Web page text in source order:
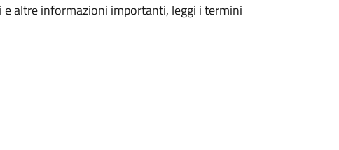
altre informazioni importanti, leggi i termini